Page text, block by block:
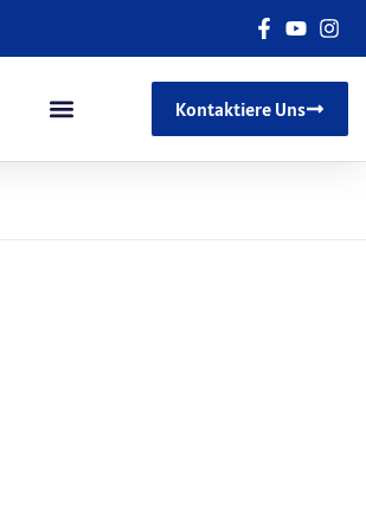
Kontaktiere Uns